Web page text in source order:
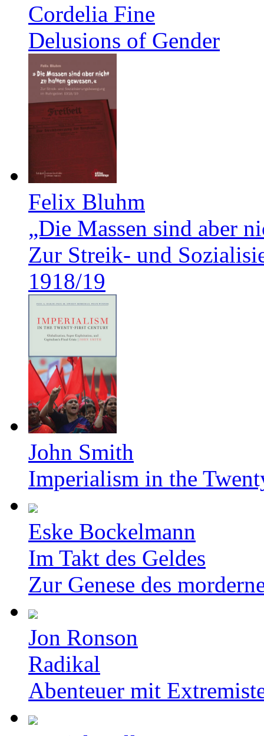
Cordelia Fine
Delusions of Gender
Felix Bluhm
„Die Massen sind aber
Zur Streik- und
1918/19
John Smith
Imperialism in the
Eske Bockelmann
Im Takt des Geldes
Zur Genese des
Jon Ronson
Radikal
Abenteuer mit